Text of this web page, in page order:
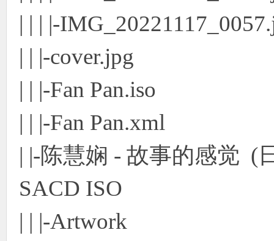
| | | |-
| | |-cover.jpg
| | |-Fan Pan.iso
| | |-Fan Pan.xml
| |-陈慧娴 - 故事的感觉 (
SACD ISO
| | |-Artwork